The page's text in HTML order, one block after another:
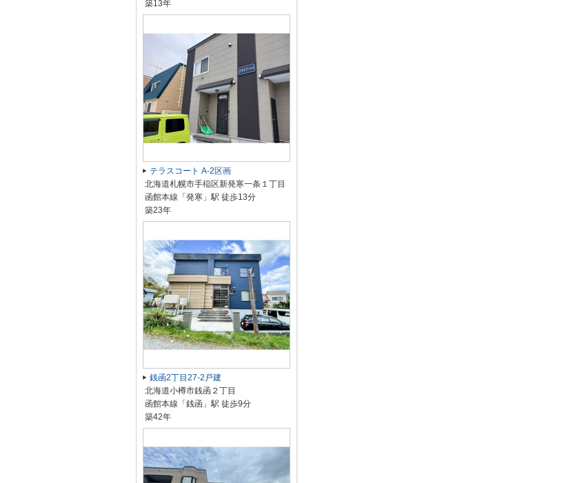
築13年
テラスコート A-2区画
北海道札幌市手稲区新発寒一条１丁目
函館本線「発寒」駅 徒歩13分
築23年
銭函2丁目27-2戸建
北海道小樽市銭函２丁目
函館本線「銭函」駅 徒歩9分
築42年